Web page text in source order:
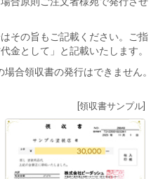
その旨もご記載ください。ご指
金として」と記載いたします。
合領収書の発行はできません。
[領収書サンプル]